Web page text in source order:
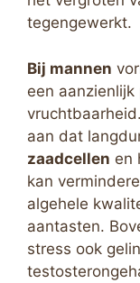
tegengewerkt.
Bij mannen
een
aan dat
zaadcellen en
kan
algehele
aantasten.
stress ook